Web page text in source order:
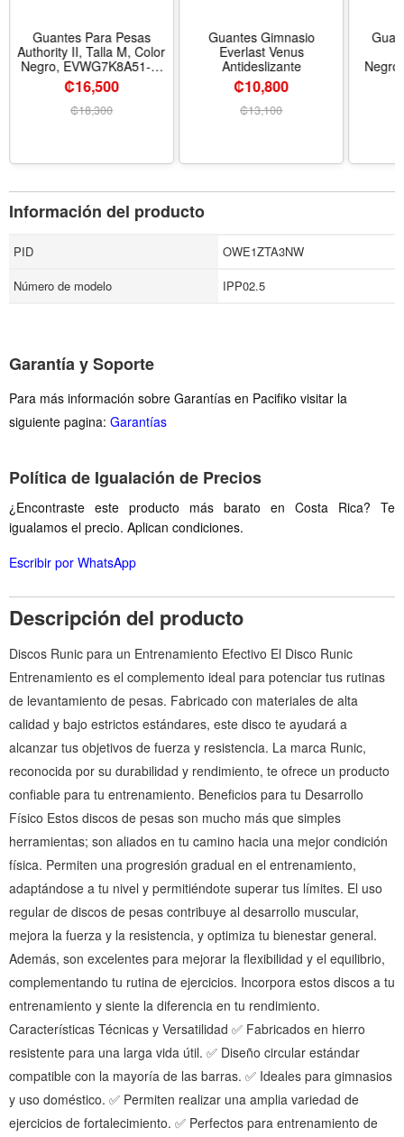
Guantes Para Pesas
Authority II, Talla M, Color
Negro, EVWG7K8A51-M
EVERLAST
₡16,500
₡18,300
Guantes Gimnasio
Everlast Venus
Antideslizante
₡10,800
₡13,100
Información del producto
PID
OWE1ZTA3NW
Número de modelo
IPP02.5
Garantía y Soporte
Para más información sobre Garantías en Pacifiko visitar la
siguiente pagina: Garantías
Política de Igualación de Precios
¿Encontraste este producto más barato en Costa Rica? Te
igualamos el precio. Aplican condiciones.
Escribir por WhatsApp
Descripción del producto
Discos Runic para un Entrenamiento Efectivo El Disco Runic
Entrenamiento es el complemento ideal para potenciar tus rutinas
de levantamiento de pesas. Fabricado con materiales de alta
calidad y bajo estrictos estándares, este disco te ayudará a
alcanzar tus objetivos de fuerza y resistencia. La marca Runic,
reconocida por su durabilidad y rendimiento, te ofrece un producto
confiable para tu entrenamiento. Beneficios para tu Desarrollo
Físico Estos discos de pesas son mucho más que simples
herramientas; son aliados en tu camino hacia una mejor condición
física. Permiten una progresión gradual en el entrenamiento,
adaptándose a tu nivel y permitiéndote superar tus límites. El uso
regular de discos de pesas contribuye al desarrollo muscular,
mejora la fuerza y la resistencia, y optimiza tu bienestar general.
Además, son excelentes para mejorar la flexibilidad y el equilibrio,
complementando tu rutina de ejercicios. Incorpora estos discos a tu
entrenamiento y siente la diferencia en tu rendimiento.
Características Técnicas y Versatilidad ✅ Fabricados en hierro
resistente para una larga vida útil. ✅ Diseño circular estándar
compatible con la mayoría de las barras. ✅ Ideales para gimnasios
y uso doméstico. ✅ Permiten realizar una amplia variedad de
ejercicios de fortalecimiento. ✅ Perfectos para entrenamiento de